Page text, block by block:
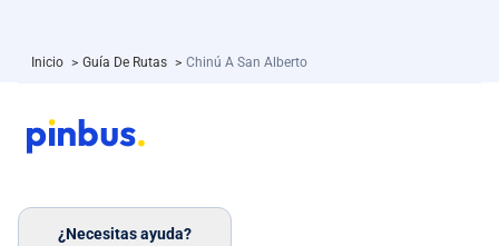
Inicio > Guía De Rutas > Chinú A San Alberto
¿Necesitas ayuda?